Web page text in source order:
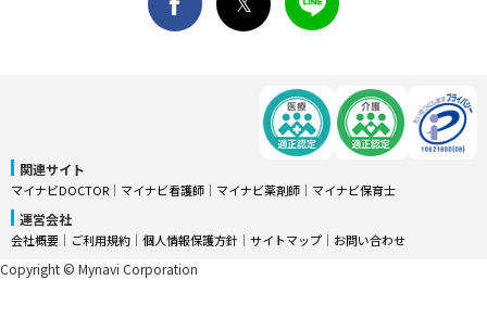
関連サイト
マイナビDOCTOR │ マイナビ看護師 │ マイナビ薬剤師 │ マイナビ保育士
運営会社
会社概要 │ ご利用規約 │ 個人情報保護方針 │ サイトマップ │ お問い合わせ
Copyright © Mynavi Corporation